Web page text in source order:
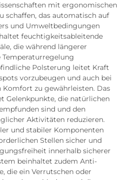
mit ergonomischen
schaffen, das automatisch auf
und Umweltbedingungen
feuchtigkeitsableitende
die während längerer
Polsterung leitet Kraft
vorzubeugen und auch bei
zu gewährleisten. Das
Gelenkpunkte, die natürlichen
sind und den
Aktivitäten reduzieren.
und stabiler Komponenten
Stellen sicher und
innerhalb sicherer
beinhaltet zudem Anti-
die ein Verrutschen oder